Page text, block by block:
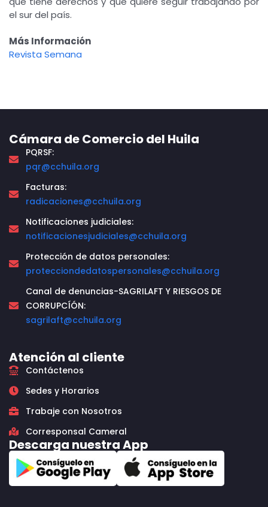
el sur del país.
Más Información
Revista Semana
Cámara de Comercio del Huila
PQRSF:
pqr@cchuila.org
Facturas:
radicaciones@cchuila.org
Notificaciones judiciales:
notificacionesjudiciales@cchuila.org
Protección de datos personales:
protecciondedatospersonales@cchuila.org
Canal de denuncias-SAGRILAFT Y RIESGOS DE
CORRUPCÍÓN:
sagrilaft@cchuila.org
Atención al cliente
Contáctenos
Sedes y Horarios
Trabaje con Nosotros
Corresponsal Cameral
Descarga nuestra App